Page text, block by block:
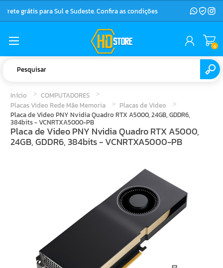
Frete grátis para Sul e Sudeste. Confira as condições
0
Início
COMPUTADORES
Placas Video Rede Mãe Memoria
Placas de Video
Placa de Video PNY Nvidia Quadro RTX A5000, 24GB, GDDR6,
384bits - VCNRTXA5000-PB
Placa de Video PNY Nvidia Quadro RTX A5000,
24GB, GDDR6, 384bits - VCNRTXA5000-PB